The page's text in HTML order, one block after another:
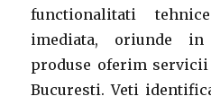
functionalitati
imediata, oriunde
produse oferim
Bucuresti. Veti